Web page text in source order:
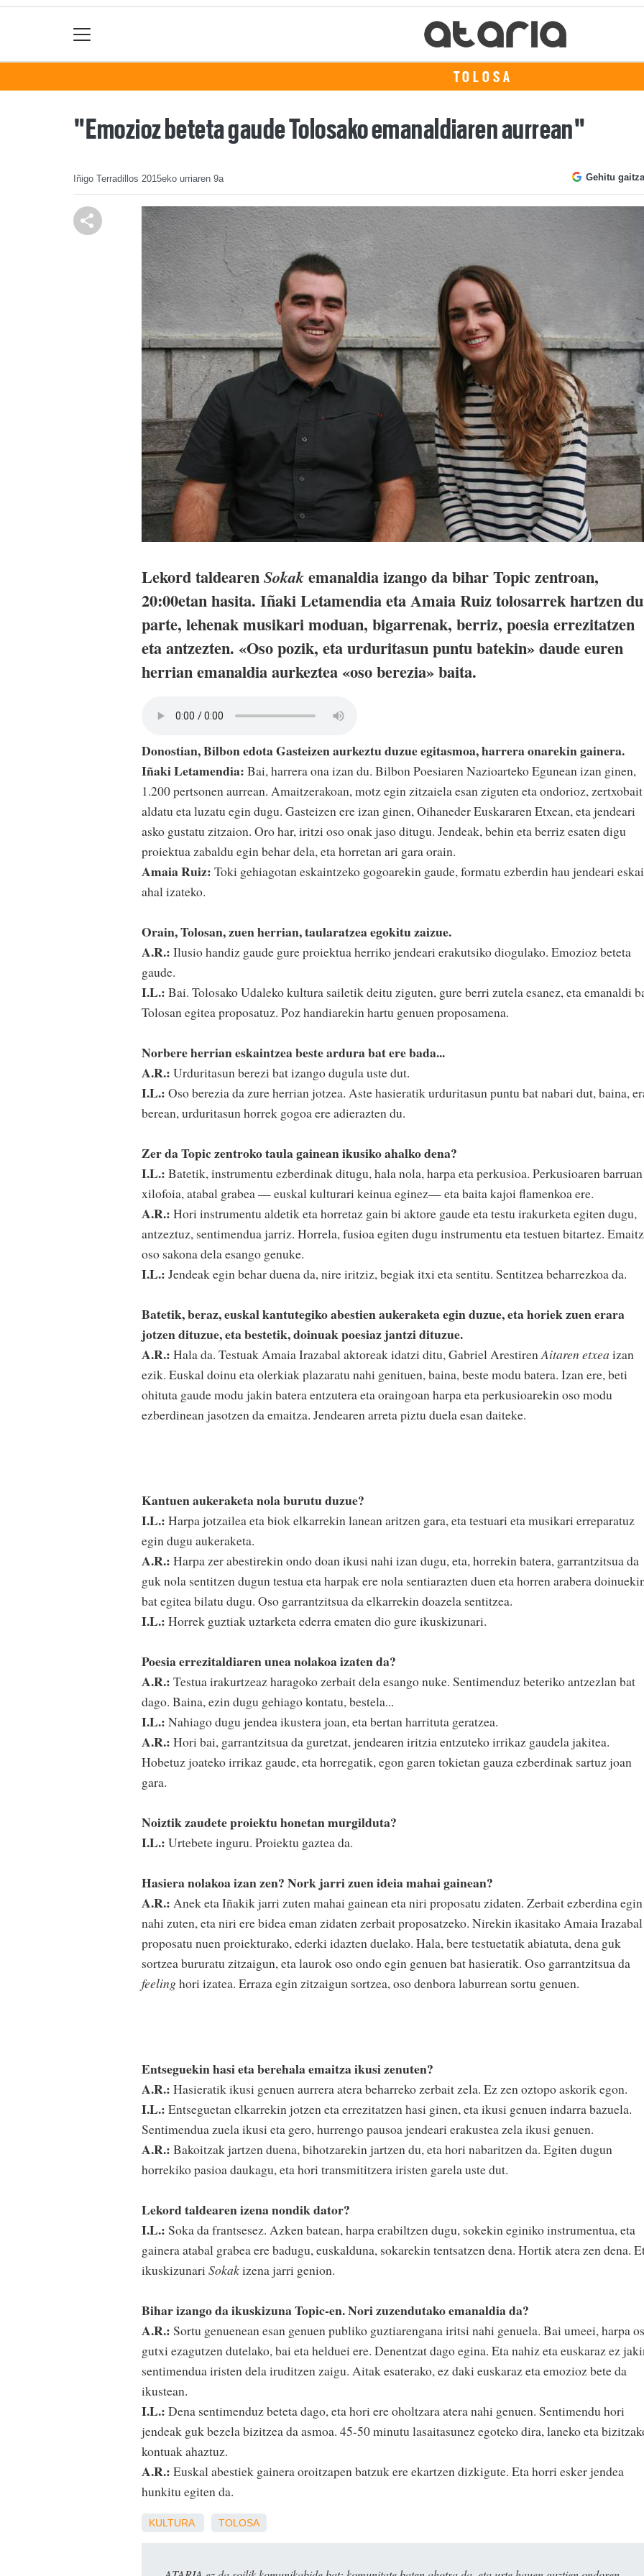
TOLOSA
"Emozioz beteta gaude Tolosako emanaldiaren aurrean"
Iñigo Terradillos 2015eko urriaren 9a Gehitu
Lekord taldearenSokakemanaldia izango da bihar Topic zentroan,
20:00etan hasita. Iñaki Letamendia eta Amaia Ruiz tolosarrek hartzen
parte, lehenak musikari moduan, bigarrenak, berriz, poesia errezitatzen
eta antzezten. «Oso pozik, eta urduritasun puntu batekin» daude euren
herrian emanaldia aurkeztea «oso berezia» baita.
Donostian, Bilbon edota Gasteizen aurkeztu duzue egitasmoa, harrera onarekin gainera.
Iñaki Letamendia: Bai, harrera ona izan du. Bilbon Poesiaren Nazioarteko Egunean izan ginen,
1.200 pertsonen aurrean. Amaitzerakoan, motz egin zitzaiela esan ziguten eta ondorioz, zertxobait
aldatu eta luzatu egin dugu. Gasteizen ere izan ginen, Oihaneder Euskararen Etxean, eta jendeari
asko gustatu zitzaion. Oro har, iritzi oso onak jaso ditugu. Jendeak, behin eta berriz esaten digu
proiektua zabaldu egin behar dela, eta horretan ari gara orain.
Amaia Ruiz: Toki gehiagotan eskaintzeko gogoarekin gaude, formatu ezberdin hau jendeari
ahal izateko.
Orain, Tolosan, zuen herrian, taularatzea egokitu zaizue.
A.R.: Ilusio handiz gaude gure proiektua herriko jendeari erakutsiko diogulako. Emozioz beteta
gaude.
I.L.: Bai. Tolosako Udaleko kultura sailetik deitu ziguten, gure berri zutela esanez, eta emanaldi
Tolosan egitea proposatuz. Poz handiarekin hartu genuen proposamena.
Norbere herrian eskaintzea beste ardura bat ere bada...
A.R.: Urduritasun berezi bat izango dugula uste dut.
I.L.: Oso berezia da zure herrian jotzea. Aste hasieratik urduritasun puntu bat nabari dut, baina,
berean, urduritasun horrek gogoa ere adierazten du.
Zer da Topic zentroko taula gainean ikusiko ahalko dena?
I.L.: Batetik, instrumentu ezberdinak ditugu, hala nola, harpa eta perkusioa. Perkusioaren barruan
xilofoia, atabal grabea — euskal kulturari keinua eginez— eta baita kajoi flamenkoa ere.
A.R.: Hori instrumentu aldetik eta horretaz gain bi aktore gaude eta testu irakurketa egiten dugu,
antzeztuz, sentimendua jarriz. Horrela, fusioa egiten dugu instrumentu eta testuen bitartez.
oso sakona dela esango genuke.
I.L.: Jendeak egin behar duena da, nire iritziz, begiak itxi eta sentitu. Sentitzea beharrezkoa da.
Batetik, beraz, euskal kantutegiko abestien aukeraketa egin duzue, eta horiek zuen erara
jotzen dituzue, eta bestetik, doinuak poesiaz jantzi dituzue.
A.R.: Hala da. Testuak Amaia Irazabal aktoreak idatzi ditu, Gabriel ArestirenAitaren etxea izan
ezik. Euskal doinu eta olerkiak plazaratu nahi genituen, baina, beste modu batera. Izan ere, beti
ohituta gaude modu jakin batera entzutera eta oraingoan harpa eta perkusioarekin oso modu
ezberdinean jasotzen da emaitza. Jendearen arreta piztu duela esan daiteke.
Kantuen aukeraketa nola burutu duzue?
I.L.: Harpa jotzailea eta biok elkarrekin lanean aritzen gara, eta testuari eta musikari erreparatuz
egin dugu aukeraketa.
A.R.: Harpa zer abestirekin ondo doan ikusi nahi izan dugu, eta, horrekin batera, garrantzitsua da
guk nola sentitzen dugun testua eta harpak ere nola sentiarazten duen eta horren arabera
bat egitea bilatu dugu. Oso garrantzitsua da elkarrekin doazela sentitzea.
I.L.: Horrek guztiak uztarketa ederra ematen dio gure ikuskizunari.
Poesia errezitaldiaren unea nolakoa izaten da?
A.R.: Testua irakurtzeaz haragoko zerbait dela esango nuke. Sentimenduz beteriko antzezlan bat
dago. Baina, ezin dugu gehiago kontatu, bestela...
I.L.: Nahiago dugu jendea ikustera joan, eta bertan harrituta geratzea.
A.R.: Hori bai, garrantzitsua da guretzat, jendearen iritzia entzuteko irrikaz gaudela jakitea.
Hobetuz joateko irrikaz gaude, eta horregatik, egon garen tokietan gauza ezberdinak sartuz joan
gara.
Noiztik zaudete proiektu honetan murgilduta?
I.L.: Urtebete inguru. Proiektu gaztea da.
Hasiera nolakoa izan zen? Nork jarri zuen ideia mahai gainean?
A.R.: Anek eta Iñakik jarri zuten mahai gainean eta niri proposatu zidaten. Zerbait ezberdina egin
nahi zuten, eta niri ere bidea eman zidaten zerbait proposatzeko. Nirekin ikasitako Amaia Irazabal
proposatu nuen proiekturako, ederki idazten duelako. Hala, bere testuetatik abiatuta, dena guk
sortzea bururatu zitzaigun, eta laurok oso ondo egin genuen bat hasieratik. Oso garrantzitsua da
feelinghori izatea. Erraza egin zitzaigun sortzea, oso denbora laburrean sortu genuen.
Entseguekin hasi eta berehala emaitza ikusi zenuten?
A.R.: Hasieratik ikusi genuen aurrera atera beharreko zerbait zela. Ez zen oztopo askorik egon.
I.L.: Entseguetan elkarrekin jotzen eta errezitatzen hasi ginen, eta ikusi genuen indarra bazuela.
Sentimendua zuela ikusi eta gero, hurrengo pausoa jendeari erakustea zela ikusi genuen.
A.R.: Bakoitzak jartzen duena, bihotzarekin jartzen du, eta hori nabaritzen da. Egiten dugun
horrekiko pasioa daukagu, eta hori transmititzera iristen garela uste dut.
Lekord taldearen izena nondik dator?
I.L.: Soka da frantsesez. Azken batean, harpa erabiltzen dugu, sokekin eginiko instrumentua, eta
gainera atabal grabea ere badugu, euskalduna, sokarekin tentsatzen dena. Hortik atera zen dena.
ikuskizunariSokakizena jarri genion.
Bihar izango da ikuskizuna Topic-en. Nori zuzendutako emanaldia da?
A.R.: Sortu genuenean esan genuen publiko guztiarengana iritsi nahi genuela. Bai umeei, harpa
gutxi ezagutzen dutelako, bai eta helduei ere. Denentzat dago egina. Eta nahiz eta euskaraz ez
sentimendua iristen dela iruditzen zaigu. Aitak esaterako, ez daki euskaraz eta emozioz bete da
ikustean.
I.L.: Dena sentimenduz beteta dago, eta hori ere oholtzara atera nahi genuen. Sentimendu hori
jendeak guk bezela bizitzea da asmoa. 45-50 minutu lasaitasunez egoteko dira, laneko eta
kontuak ahaztuz.
A.R.: Euskal abestiek gainera oroitzapen batzuk ere ekartzen dizkigute. Eta horri esker jendea
hunkitu egiten da.
KULTURA TOLOSA